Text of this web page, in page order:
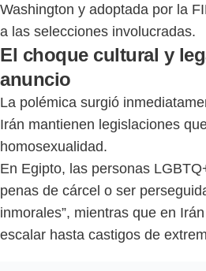
Washington y adoptada por la
a las selecciones involucradas.
El choque cultural y
anuncio
La polémica surgió
Irán mantienen legislaciones
homosexualidad.
En Egipto, las personas
penas de cárcel o ser
inmorales”, mientras que en
escalar hasta castigos de